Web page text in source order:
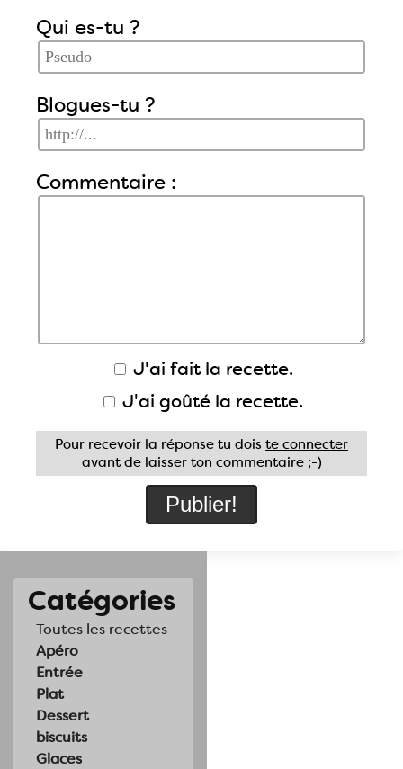
Catégories
Toutes les recettes
Apéro
Entrée
Plat
Dessert
biscuits
Glaces
Qui es-tu ?
Blogues-tu ?
Commentaire :
J'ai fait la recette.
J'ai goûté la recette.
Pour recevoir la réponse tu dois te connecter
avant de laisser ton commentaire ;-)